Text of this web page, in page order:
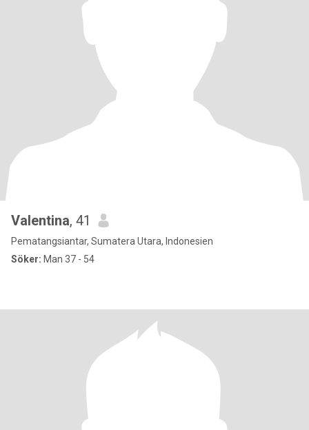
Valentina, 41
Pematangsiantar, Sumatera Utara, Indonesien
Söker: Man 37 - 54